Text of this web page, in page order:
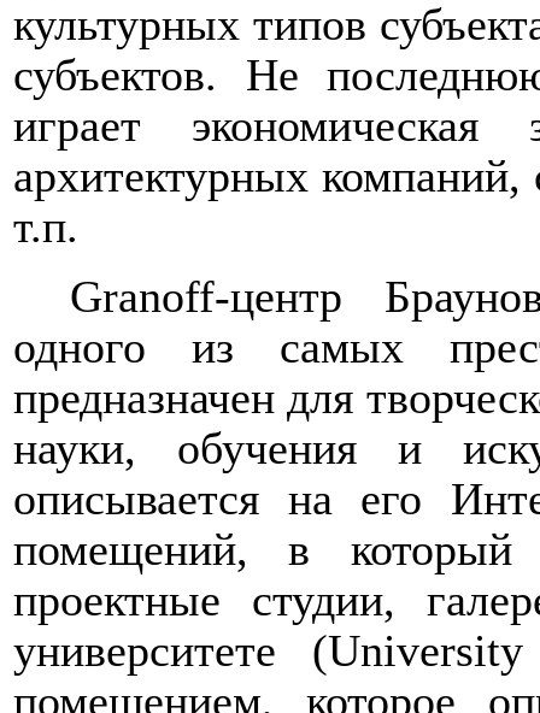
культурных типов
субъектов. Не
играет экономическая
архитектурных компаний,
т.п.
Granoff-центр
одного из самых
предназначен для
науки, обучения и
описывается на его
помещений, в который
проектные студии,
университете (University
помещением, которое